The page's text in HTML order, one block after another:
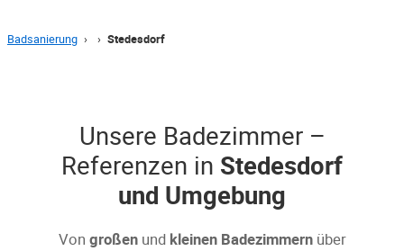
Badsanierung › › Stedesdorf
Unsere Badezimmer –
Referenzen in Stedesdorf
und Umgebung
Von großenund kleinen Badezimmernüber